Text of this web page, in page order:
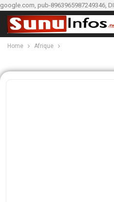
google.com, pub-8963965987249346,
Home Afrique